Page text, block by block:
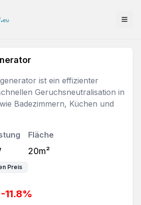
ist ein effizienter
Geruchsneutralisation in
Badezimmern, Küchen und
Fläche
20m²
Preis
-11.8%